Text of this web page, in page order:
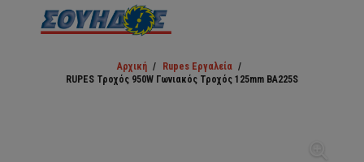
Αρχική / Rupes Εργαλεία /
RUPES Τροχός 950W Γωνιακός Τροχός 125mm BA225S